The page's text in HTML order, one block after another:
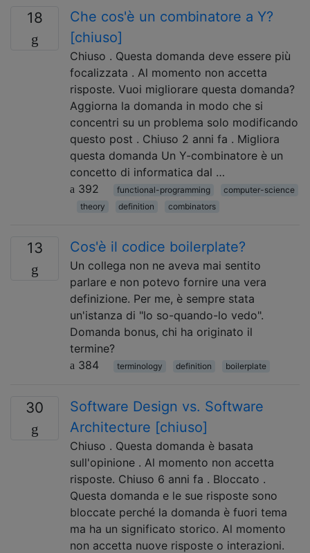
18
Che cos'è un combinatore a Y?
[chiuso]
Chiuso . Questa domanda deve essere più
focalizzata . Al momento non accetta
risposte. Vuoi migliorare questa domanda?
Aggiorna la domanda in modo che si
concentri su un problema solo modificando
questo post . Chiuso 2 anni fa . Migliora
questa domanda Un Y-combinatore è un
concetto di informatica dal …
392
functional-programming
computer-science
theory
definition combinators
13 Cos'è il codice boilerplate?
Un collega non ne aveva mai sentito
parlare e non potevo fornire una vera
definizione. Per me, è sempre stata
un'istanza di "lo so-quando-lo vedo".
Domanda bonus, chi ha originato il
termine?
384
terminology definition boilerplate
30
Software Design vs. Software
Architecture [chiuso]
Chiuso . Questa domanda è basata
sull'opinione . Al momento non accetta
risposte. Chiuso 6 anni fa . Bloccato .
Questa domanda e le sue risposte sono
bloccate perché la domanda è fuori tema
ma ha un significato storico. Al momento
non accetta nuove risposte o interazioni.